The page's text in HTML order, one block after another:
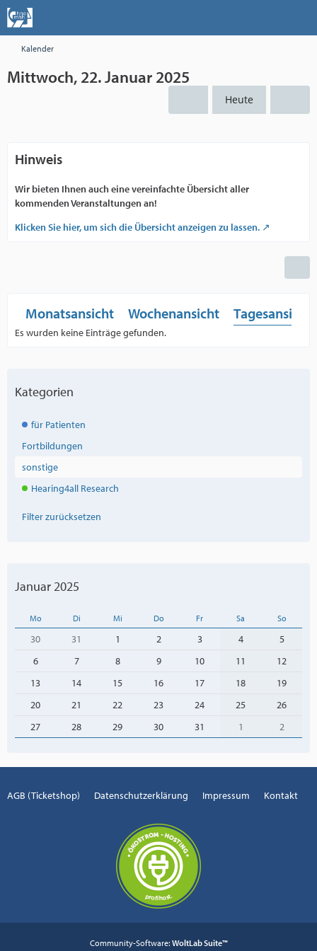
Kalender
Mittwoch, 22. Januar 2025
Heute
Hinweis
Wir bieten Ihnen auch eine vereinfachte Übersicht aller
kommenden Veranstaltungen an!
Klicken Sie hier, um sich die Übersicht anzeigen zu lassen.
Monatsansicht Wochenansicht Tagesansicht
Es wurden keine Einträge gefunden.
Kategorien
für Patienten
Fortbildungen
sonstige
Hearing4all Research
Filter zurücksetzen
Januar 2025
Mo Di Mi Do Fr Sa So
30 31 1 2 3 4
5
6
7 8 9 10 11
12
13
14 15 16 17 18
19
20
21 22 23 24 25
26
27
28 29 30 31 1 2
AGB (Ticketshop) Datenschutzerklärung Impressum Kontakt
Community-Software: WoltLab Suite™